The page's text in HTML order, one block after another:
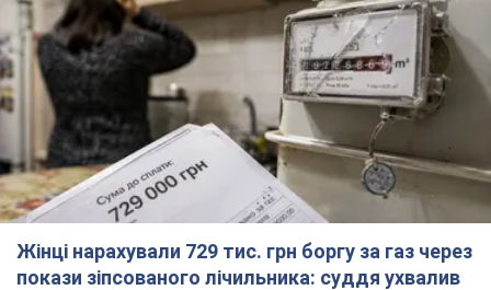
Жінці нарахували 729 тис. грн боргу за газ через
покази зіпсованого лічильника: суддя ухвалив